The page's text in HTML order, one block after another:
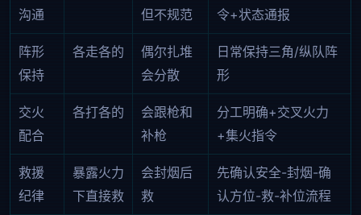
沟通
但不规范
令+状态通报
阵形
保持
各走各的
偶尔扎堆
会分散
日常保持三角/纵队阵
形
交火
配合
各打各的
会跟枪和
补枪
分工明确+交叉火力
+集火指令
救援
纪律
暴露火力
下直接救
会封烟后
救
先确认安全-封烟-确
认方位-救-补位流程